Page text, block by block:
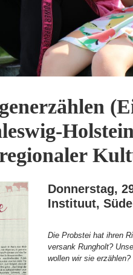
Donnerstag,
Instituut,
Die Probstei hat ihren
versank Rungholt?
wollen wir sie erzählen?